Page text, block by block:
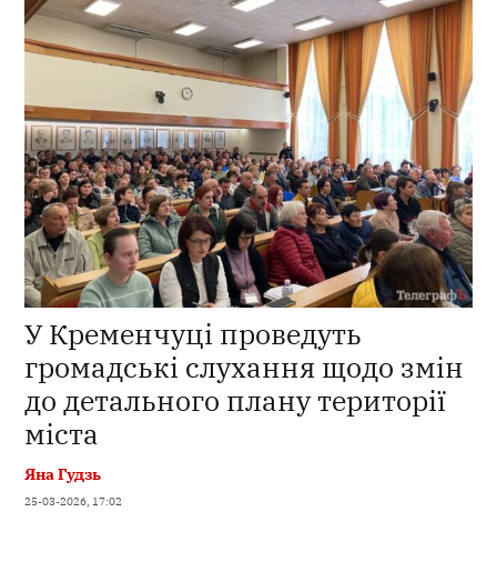
У Кременчуці проведуть
громадські слухання щодо змін
до детального плану території
міста
Яна Гудзь
25-03-2026, 17:02